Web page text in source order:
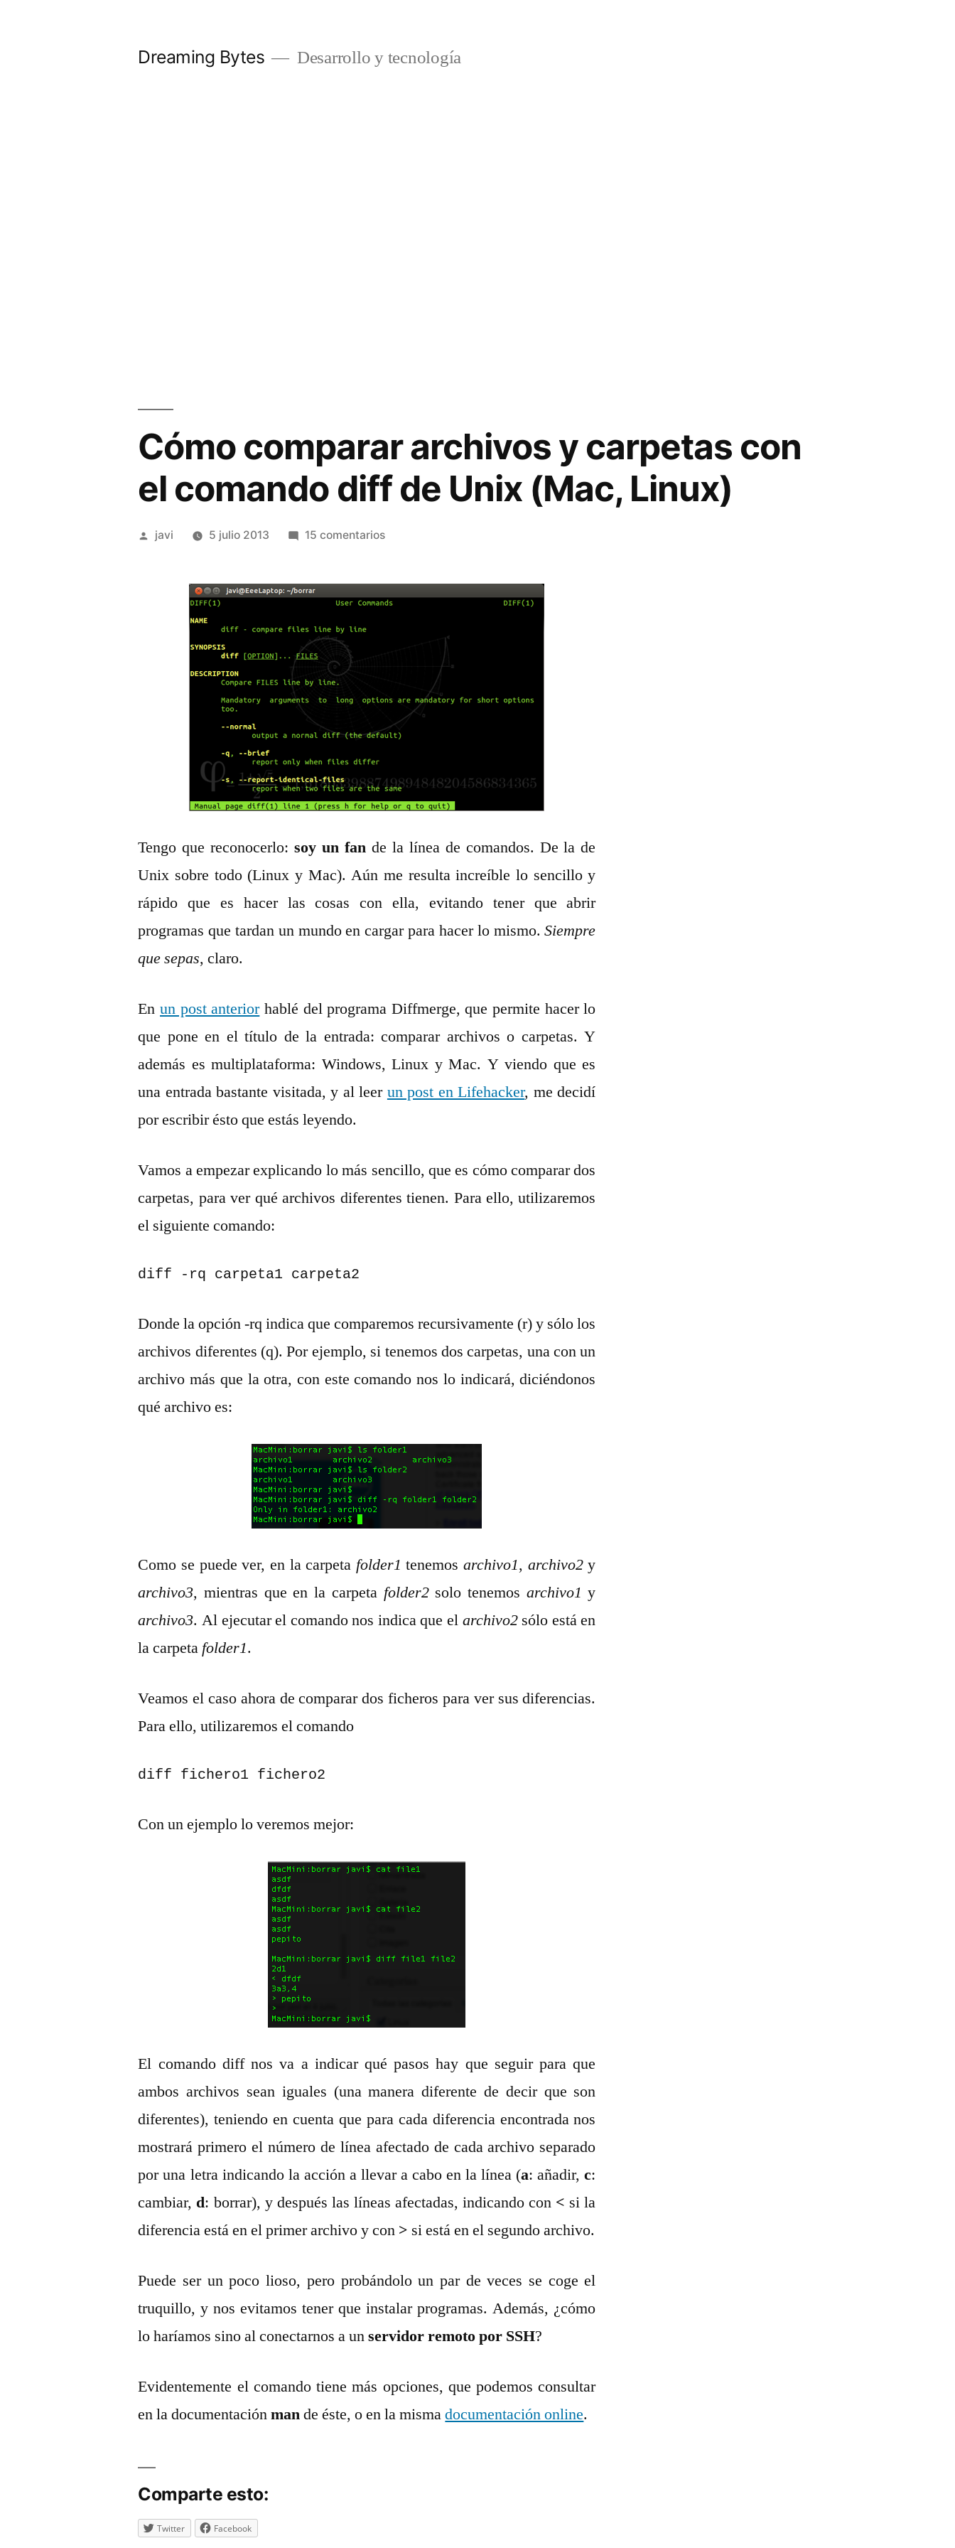
Dreaming Bytes Desarrollo y tecnología
Cómo comparar archivos y carpetas con
el comando diff de Unix (Mac, Linux)
Publicado
javi 5 julio 2013 15 comentariosen
archivos
comando
de
Linux)
Tengo que reconocerlo:soy un fan de la línea de comandos. De la de
Unix sobre todo (Linux y Mac). Aún me resulta increíble lo sencillo y
rápido que es hacer las cosas con ella, evitando tener que abrir
programas que tardan un mundo en cargar para hacer lo mismo.Siempre
que sepas, claro.
Enun post anteriorhablé del programa Diffmerge, que permite hacer lo
que pone en el título de la entrada: comparar archivos o carpetas. Y
además es multiplataforma: Windows, Linux y Mac. Y viendo que es
una entrada bastante visitada, y al leer un post en Lifehacker, me decidí
por escribir ésto que estás leyendo.
Vamos a empezar explicando lo más sencillo, que es cómo comparar dos
carpetas, para ver qué archivos diferentes tienen. Para ello, utilizaremos
el siguiente comando:
diff -rq carpeta1 carpeta2
Donde la opción -rq indica que comparemos recursivamente (r) y sólo los
archivos diferentes (q). Por ejemplo, si tenemos dos carpetas, una con un
archivo más que la otra, con este comando nos lo indicará, diciéndonos
qué archivo es:
Como se puede ver, en la carpeta folder1 tenemosarchivo1, archivo2y
archivo3, mientras que en la carpeta folder2solo tenemos archivo1 y
archivo3. Al ejecutar el comando nos indica que el archivo2sólo está en
la carpeta folder1.
Veamos el caso ahora de comparar dos ficheros para ver sus diferencias.
Para ello, utilizaremos el comando
diff fichero1 fichero2
Con un ejemplo lo veremos mejor:
El comando diff nos va a indicar qué pasos hay que seguir para que
ambos archivos sean iguales (una manera diferente de decir que son
diferentes), teniendo en cuenta que para cada diferencia encontrada nos
mostrará primero el número de línea afectado de cada archivo separado
por una letra indicando la acción a llevar a cabo en la línea (a: añadir,c:
cambiar, d: borrar), y después las líneas afectadas, indicando con < si la
diferencia está en el primer archivo y con > si está en el segundo archivo.
Puede ser un poco lioso, pero probándolo un par de veces se coge el
truquillo, y nos evitamos tener que instalar programas. Además, ¿cómo
lo haríamos sino al conectarnos a unservidor remoto por SSH?
Evidentemente el comando tiene más opciones, que podemos consultar
en la documentaciónmande éste, o en la mismadocumentación online.
Comparte esto:
Twitter Facebook